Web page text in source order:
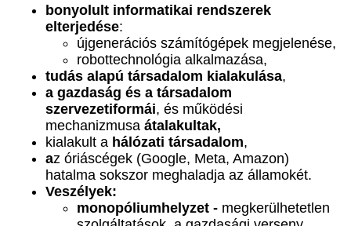
bonyolult informatikai rendszerek
elterjedése:
újgenerációs számítógépek megjelenése,
robottechnológia alkalmazása,
tudás alapú társadalom kialakulása,
a gazdaság és a társadalom
szervezetiformái, és működési
mechanizmusa átalakultak,
kialakult a hálózati társadalom,
az óriáscégek (Google, Meta, Amazon)
hatalma sokszor meghaladja az államokét.
Veszélyek:
monopóliumhelyzet - megkerülhetetlen